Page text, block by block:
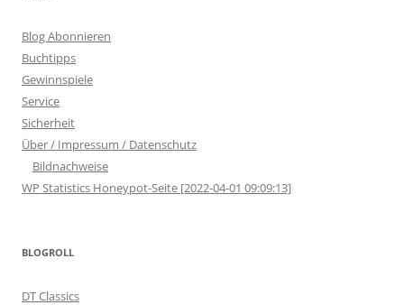
Blog Abonnieren
Buchtipps
Gewinnspiele
Service
Sicherheit
Über / Impressum / Datenschutz
Bildnachweise
WP Statistics Honeypot-Seite [2022-04-01 09:09:13]
BLOGROLL
DT Classics